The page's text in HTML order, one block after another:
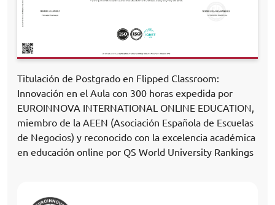
Titulación de Postgrado en Flipped Classroom:
Innovación en el Aula con 300 horas expedida por
EUROINNOVA INTERNATIONAL ONLINE EDUCATION,
miembro de la AEEN (Asociación Española de Escuelas
de Negocios) y reconocido con la excelencia académica
en educación online por QS World University Rankings